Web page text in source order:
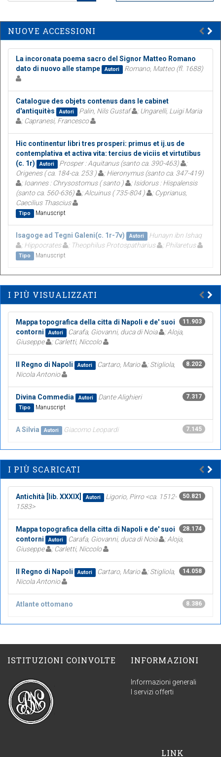
NUOVE ACCESSIONI
La incoronata poema sacro del Signor Matteo Romano
dato di nuovo alle stampe
Autori Romano, Matteo (fl. 1688)
Catalogue des objets contenus dans le cabinet
d'antiquitès
Autori Palin, Nils Gustaf
; Ungarelli, Luigi Maria
; Capranesi, Francesco
Hic continentur libri tres prosperi: primus et ij.us de
contemplativa et activa vita: tercius de viciis et virtutibus
(c. 1r)
Autori Prosper : Aquitanus (santo ca. 390-463)
;
Origenes ( ca. 184-ca. 253 )
; Hieronymus (santo ca. 347-419)
; Ioannes : Chrysostomus ( santo )
; Isidorus : Hispalensis
(santo ca. 560-636)
; Alcuinus ( 735-804 )
; Cyprianus,
Caecilius Thascius
Tipo Manuscript
Isagoge ad Tegni Galeni(c. 1r-7v) Autori
Hunayn ibn Ishaq
; Hippocrates
; Theophilus Protospatharius ; Philaretus
Tipo Manuscript
I PIÙ VISUALIZZATI
11.903
Mappa topografica della citta di Napoli e de' suoi
contorni
Autori Carafa, Giovanni, duca di Noia
; Aloja,
Giuseppe
; Carletti, Niccolo
8.202
Il Regno di Napoli Autori Cartaro, Mario
; Stigliola,
Nicola Antonio
7.317
Divina Commedia Autori Dante Alighieri
Tipo Manuscript
7.145
A Silvia Autori Giacomo Leopardi
I PIÙ SCARICATI
50.821
Antichità [lib. XXXIX] Autori
Ligorio, Pirro <ca. 1512-
1583>
28.174
Mappa topografica della citta di Napoli e de' suoi
contorni
Autori Carafa, Giovanni, duca di Noia
; Aloja,
Giuseppe
; Carletti, Niccolo
14.058
Il Regno di Napoli Autori Cartaro, Mario
; Stigliola,
Nicola Antonio
8.386
Atlante ottomano
ISTITUZIONI COINVOLTE INFORMAZIONI
Informazioni generali
I servizi offerti
LINK